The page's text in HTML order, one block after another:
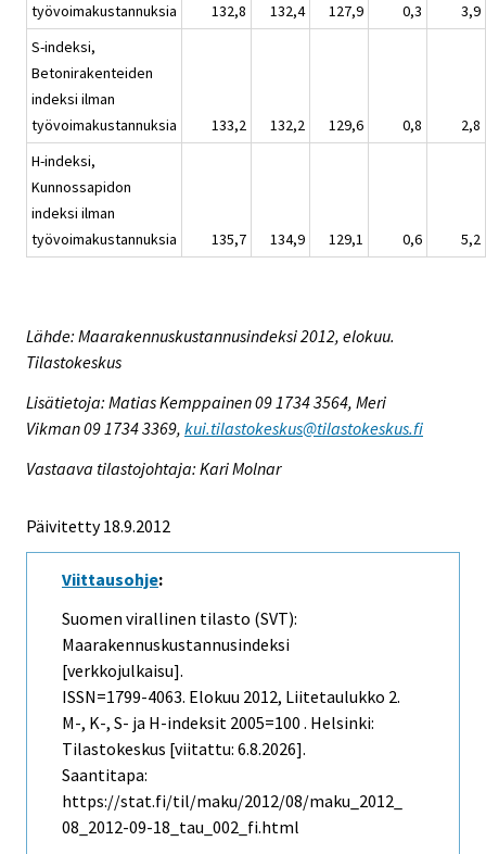
työvoimakustannuksia
132,8 132,4 127,9 0,3
3,9
S-indeksi,
Betonirakenteiden
indeksi ilman
työvoimakustannuksia
133,2 132,2 129,6 0,8
2,8
H-indeksi,
Kunnossapidon
indeksi ilman
työvoimakustannuksia
135,7 134,9 129,1 0,6 5,2
Lähde: Maarakennuskustannusindeksi 2012, elokuu.
Tilastokeskus
Lisätietoja: Matias Kemppainen 09 1734 3564, Meri
Vikman 09 1734 3369, kui.tilastokeskus@tilastokeskus.fi
Vastaava tilastojohtaja: Kari Molnar
Päivitetty 18.9.2012
Viittausohje:
Suomen virallinen tilasto (SVT):
Maarakennuskustannusindeksi
[verkkojulkaisu].
ISSN=1799-4063. Elokuu 2012, Liitetaulukko 2.
M-, K-, S- ja H-indeksit 2005=100 . Helsinki:
Tilastokeskus [viitattu: 6.8.2026].
Saantitapa:
https://stat.fi/til/maku/2012/08/maku_2012_
08_2012-09-18_tau_002_fi.html